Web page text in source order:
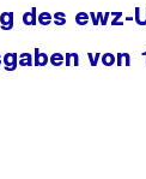
des ewz-
von